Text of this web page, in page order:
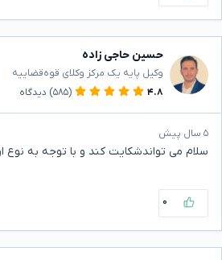
حسین حاجی زاده
وکیل پایه یک مرکز وکلای قوه‌قضاییه
۴.۸
(۵۸۵) دیدگاه
۵ سال پیش
سلام می تواندشکایت کند و با توجه به نوع
۰